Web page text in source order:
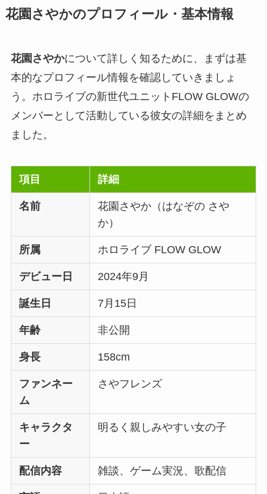
花園さやかのプロフィール・基本情報
花園さやかについて詳しく知るために、まずは基
本的なプロフィール情報を確認していきましょ
う。ホロライブの新世代ユニットFLOW GLOWの
メンバーとして活動している彼女の詳細をまとめ
ました。
項目 詳細
名前
花園さやか（はなぞの さや
か）
所属 ホロライブ FLOW GLOW
デビュー日 2024年9月
誕生日 7月15日
年齢 非公開
身長 158cm
ファンネー
ム
さやフレンズ
キャラクタ
ー
明るく親しみやすい女の子
配信内容 雑談、ゲーム実況、歌配信